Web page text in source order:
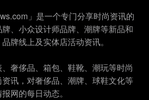
」是一个专门分享时尚资讯的
、小众设计师品牌、潮牌等新品和
牌线上及实体店活动资讯。
奢侈品、箱包、鞋靴、潮玩等时尚
讯，对奢侈品、潮牌、球鞋文化等
网的每日动态。